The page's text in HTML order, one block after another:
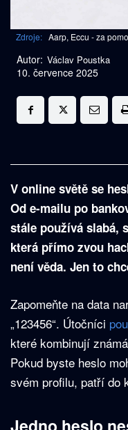
Zdroje: Aarp, Eccu - za
Autor: Václav Poustka
10. července 2025
V online světě se
Od e-mailu po
stále používá slabá,
která přímo zvou
není věda. Jen to
Zapomeňte na data
„123456“. Útočníci
které kombinují
Pokud byste heslo
svém profilu, patří do